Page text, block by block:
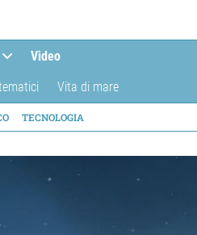
Video
Vita di mare
TECNOLOGIA